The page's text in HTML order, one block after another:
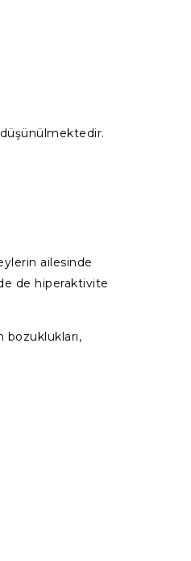
ailesinde
de hiperaktivite
bozuklukları,